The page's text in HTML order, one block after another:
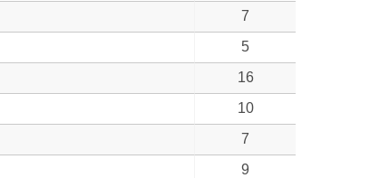
7
5
16
10
7
9